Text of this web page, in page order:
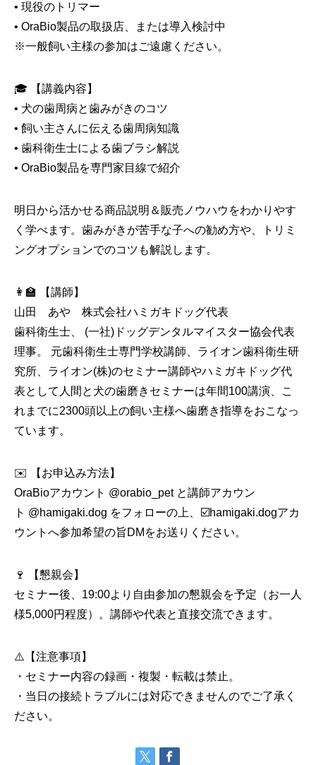
• 現役のトリマー
• OraBio製品の取扱店、または導入検討中
※一般飼い主様の参加はご遠慮ください。
🎓 【講義内容】
• 犬の歯周病と歯みがきのコツ
• 飼い主さんに伝える歯周病知識
• 歯科衛生士による歯ブラシ解説
• OraBio製品を専門家目線で紹介
明日から活かせる商品説明＆販売ノウハウをわかりやす
く学べます。歯みがきが苦手な子への勧め方や、トリミ
ングオプションでのコツも解説します。
👩‍🏫 【講師】
山田 あや 株式会社ハミガキドッグ代表
歯科衛生士、 (一社)ドッグデンタルマイスター協会代表
理事。 元歯科衛生士専門学校講師、ライオン歯科衛生研
究所、ライオン(株)のセミナー講師やハミガキドッグ代
表として人間と犬の歯磨きセミナーは年間100講演、こ
れまでに2300頭以上の飼い主様へ歯磨き指導をおこなっ
ています。
✉️ 【お申込み方法】
OraBioアカウント @orabio_petと講師アカウン
ト @hamigaki.dog をフォローの上、☑️hamigaki.dogアカ
ウントへ参加希望の旨DMをお送りください。
🍷 【懇親会】
セミナー後、19:00より自由参加の懇親会を予定（お一人
様5,000円程度）。講師や代表と直接交流できます。
⚠️【注意事項】
・セミナー内容の録画・複製・転載は禁止。
・当日の接続トラブルには対応できませんのでご了承く
ださい。